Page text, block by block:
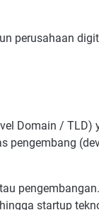
perusahaan
Domain / TLD)
pengembang
startup